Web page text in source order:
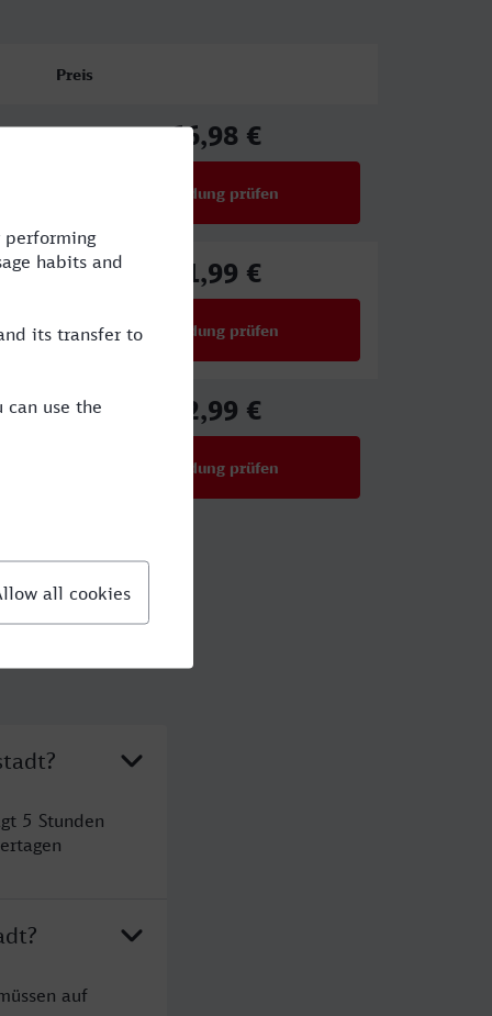
Preis
66,98 €
Verbindung prüfen
61,99 €
Verbindung prüfen
52,99 €
Verbindung prüfen
5 Stunden
auf